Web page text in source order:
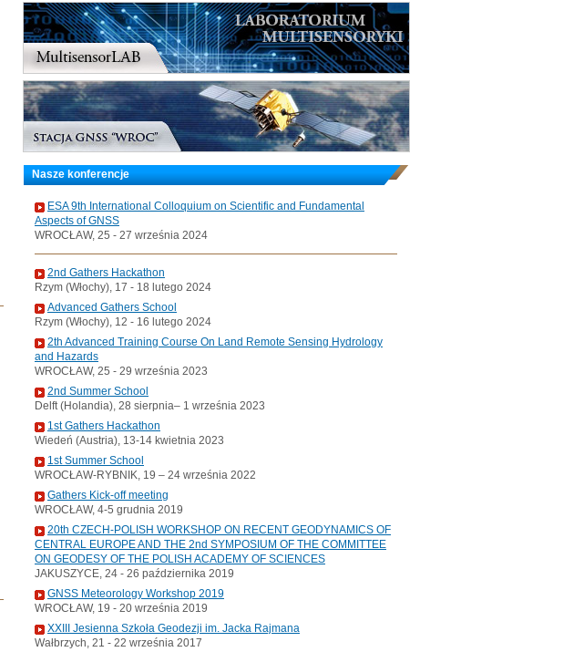
Nasze konferencje
ESA 9th International Colloquium on Scientific and Fundamental
Aspects of GNSS
WROCŁAW, 25 - 27 września 2024
2nd Gathers Hackathon
Rzym (Włochy), 17 - 18 lutego 2024
Advanced Gathers School
Rzym (Włochy), 12 - 16 lutego 2024
2th Advanced Training Course On Land Remote Sensing Hydrology
and Hazards
WROCŁAW, 25 - 29 września 2023
2nd Summer School
Delft (Holandia), 28 sierpnia– 1 września 2023
1st Gathers Hackathon
Wiedeń (Austria), 13-14 kwietnia 2023
1st Summer School
WROCŁAW-RYBNIK, 19 – 24 września 2022
Gathers Kick-off meeting
WROCŁAW, 4-5 grudnia 2019
20th CZECH-POLISH WORKSHOP ON RECENT GEODYNAMICS OF
CENTRAL EUROPE AND THE 2nd SYMPOSIUM OF THE COMMITTEE
ON GEODESY OF THE POLISH ACADEMY OF SCIENCES
JAKUSZYCE, 24 - 26 października 2019
GNSS Meteorology Workshop 2019
WROCŁAW, 19 - 20 września 2019
XXIII Jesienna Szkoła Geodezji im. Jacka Rajmana
Wałbrzych, 21 - 22 września 2017